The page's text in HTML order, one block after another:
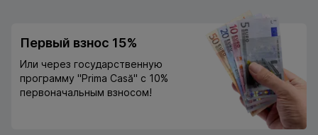
Первый взнос 15%
Или через государственную
программу "Prima Casă" с 10%
первоначальным взносом!